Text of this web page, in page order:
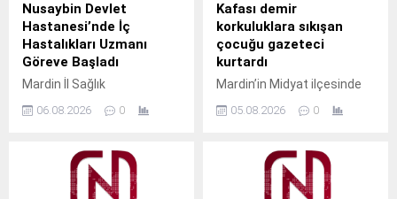
Nusaybin Devlet
Hastanesi’nde İç
Hastalıkları Uzmanı
Göreve Başladı
Mardin İl Sağlık
Devlet Hastanesi’nde İç
Ali Yiğit hasta kabulüne
başladı. Muayene olmak
isteyen vatandaşlar, ALO
06.08.2026 0
Kafası demir
korkuluklara sıkışan
çocuğu gazeteci
kurtardı
Mardin’in Midyat ilçesinde
korkulukları arasına kafası
Ahmet Akkuş’un
müdahalesiyle kurtarıldı.
Olay, akşam saatlerinde
05.08.2026 0